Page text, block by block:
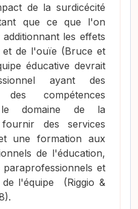
de la surdicécité
que ce que l'on
les effets
de l'ouïe (Bruce et
éducative devrait
ayant des
compétences
le domaine de la
des services
une formation aux
de l'éducation,
et
l'équipe
(Riggio &
.